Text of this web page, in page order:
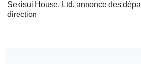
Sekisui House, Ltd. annonce des
direction